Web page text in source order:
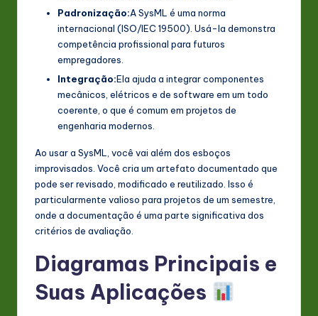
Padronização:A SysML é uma norma
internacional (ISO/IEC 19500). Usá-la demonstra
competência profissional para futuros
empregadores.
Integração:Ela ajuda a integrar componentes
mecânicos, elétricos e de software em um todo
coerente, o que é comum em projetos de
engenharia modernos.
Ao usar a SysML, você vai além dos esboços
improvisados. Você cria um artefato documentado que
pode ser revisado, modificado e reutilizado. Isso é
particularmente valioso para projetos de um semestre,
onde a documentação é uma parte significativa dos
critérios de avaliação.
Diagramas Principais e
Suas Aplicações